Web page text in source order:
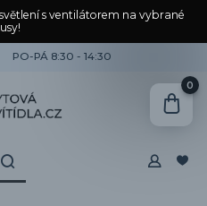
s ventilátorem na vybrané
PO-PÁ 8:30 - 14:30
0